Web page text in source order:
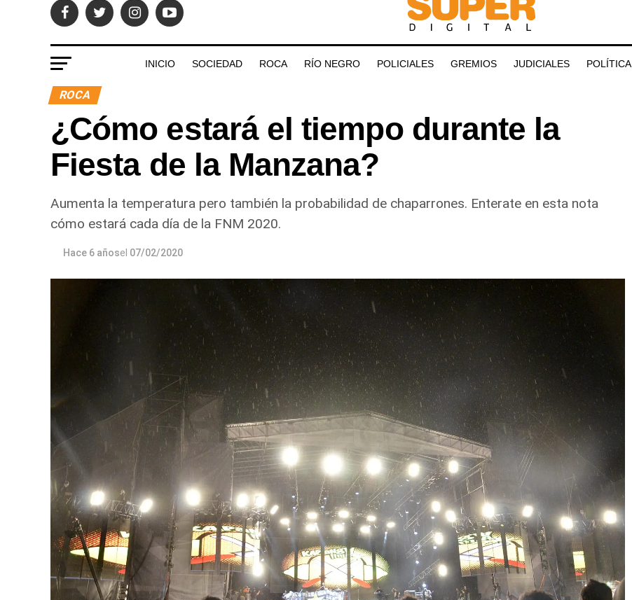
INICIO SOCIEDAD ROCA RÍO NEGRO POLICIALES GREMIOS JUDICIALES POLÍTICA
ROCA
¿Cómo estará el tiempo durante la
Fiesta de la Manzana?
Aumenta la temperatura pero también la probabilidad de chaparrones. Enterate en esta nota
cómo estará cada día de la FNM 2020.
Hace 6 añosel 07/02/2020